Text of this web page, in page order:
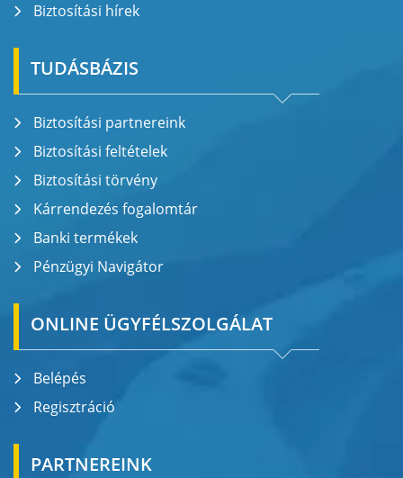
Biztosítási hírek
TUDÁSBÁZIS
Biztosítási partnereink
Biztosítási feltételek
Biztosítási törvény
Kárrendezés fogalomtár
Banki termékek
Pénzügyi Navigátor
ONLINE ÜGYFÉLSZOLGÁLAT
Belépés
Regisztráció
PARTNEREINK